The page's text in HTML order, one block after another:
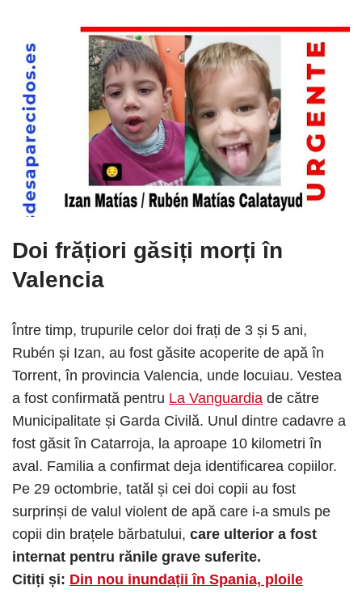
Doi frățiori găsiți morți în
Valencia
Între timp, trupurile celor doi frați de 3 și 5 ani,
Rubén și Izan, au fost găsite acoperite de apă în
Torrent, în provincia Valencia, unde locuiau. Vestea
a fost confirmată pentru La Vanguardia de către
Municipalitate și Garda Civilă. Unul dintre cadavre a
fost găsit în Catarroja, la aproape 10 kilometri în
aval. Familia a confirmat deja identificarea copiilor.
Pe 29 octombrie, tatăl și cei doi copii au fost
surprinși de valul violent de apă care i-a smuls pe
copii din brațele bărbatului, care ulterior a fost
internat pentru rănile grave suferite.
Citiți și: Din nou inundații în Spania, ploile